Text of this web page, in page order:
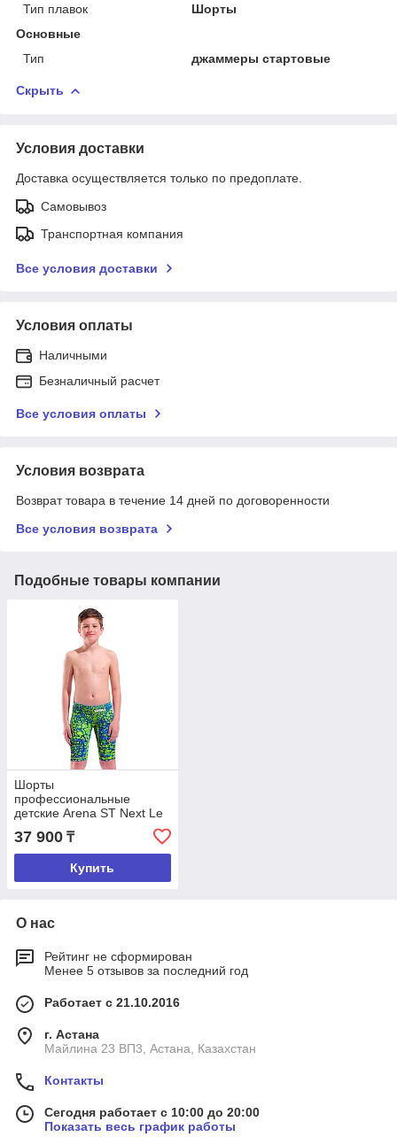
Тип плавок
Шорты
Основные
Тип
джаммеры стартовые
Скрыть
Условия доставки
Доставка осуществляется только по предоплате.
Самовывоз
Транспортная компания
Все условия доставки
Условия оплаты
Наличными
Безналичный расчет
Все условия оплаты
Условия возврата
Возврат товара в течение 14 дней по договоренности
Все условия возврата
Подобные товары компании
Шорты
профессиональные
детские Arena ST Next Le
shake green
37 900 ₸
Купить
О нас
Рейтинг не сформирован
Менее 5 отзывов за последний год
Работает с 21.10.2016
г. Астана
Майлина 23 ВП3, Астана, Казахстан
Контакты
Сегодня работает с 10:00 до 20:00
Показать весь график работы